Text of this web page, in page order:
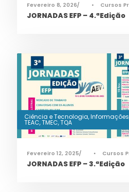
Fevereiro 8, 2026 • Cursos
JORNADAS EFP – 4.ªEdição
Ciência e Tecnologia,Informações
TEAC,TMEC,TQA
Fevereiro 12, 2025 • Cursos
JORNADAS EFP – 3.ªEdição